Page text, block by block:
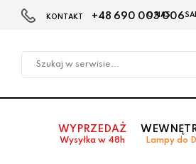
w
KONTAKT +48 690 003 006
O NAS
WYPRZEDAŻ
Wysyłka w 48h Lampy do